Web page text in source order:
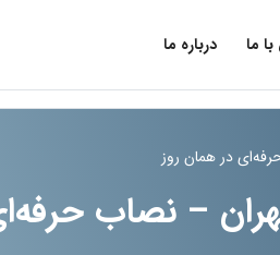
ما درباره ما
در همان روز
– نصاب